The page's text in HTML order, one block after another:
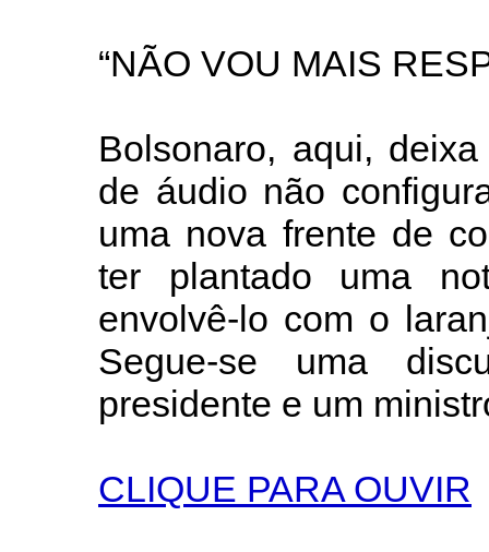
“NÃO VOU MAIS
Bolsonaro, aqui,
de áudio não
uma nova frente de
ter plantado uma
envolvê-lo com o
Segue-se uma
presidente e um
CLIQUE PARA OUVIR